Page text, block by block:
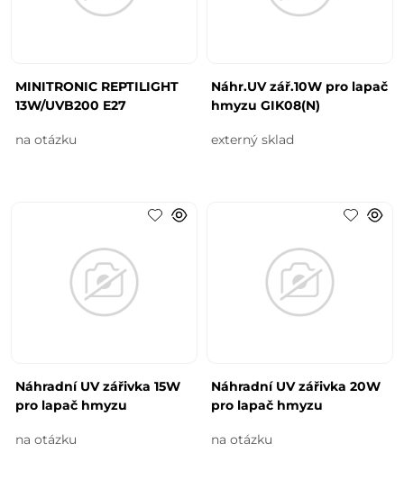
MINITRONIC REPTILIGHT
13W/UVB200 E27
na otázku
Náhr.UV zář.10W pro lapač
hmyzu GIK08(N)
externý sklad
Náhradní UV zářivka 15W
pro lapač hmyzu
na otázku
Náhradní UV zářivka 20W
pro lapač hmyzu
na otázku